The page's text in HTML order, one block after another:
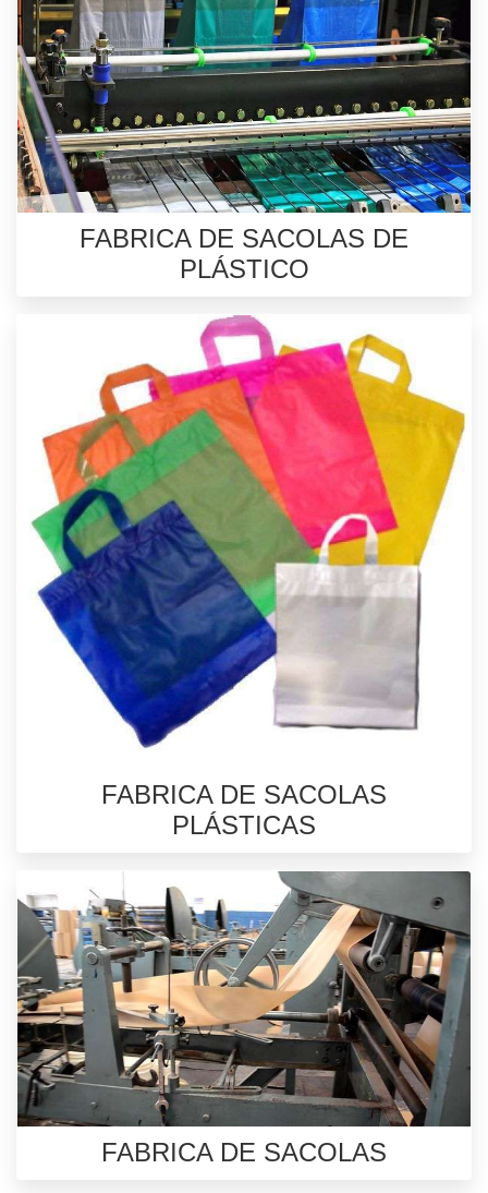
FABRICA DE SACOLAS DE
PLÁSTICO
FABRICA DE SACOLAS
PLÁSTICAS
FABRICA DE SACOLAS